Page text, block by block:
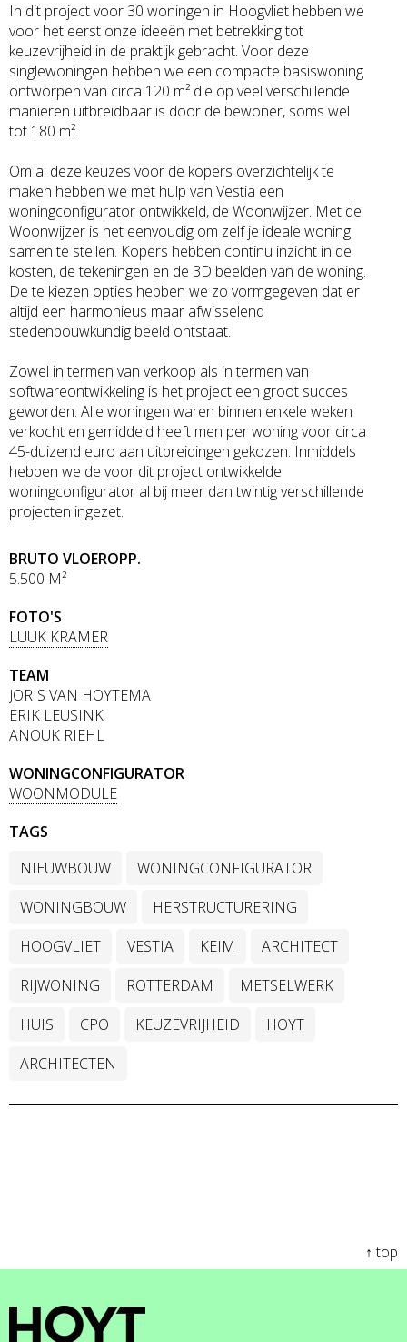
In dit project voor 30 woningen in Hoogvliet hebben we
voor het eerst onze ideeën met betrekking tot
keuzevrijheid in de praktijk gebracht. Voor deze
singlewoningen hebben we een compacte basiswoning
ontworpen van circa 120 m² die op veel verschillende
manieren uitbreidbaar is door de bewoner, soms wel
tot 180 m².
Om al deze keuzes voor de kopers overzichtelijk te
maken hebben we met hulp van Vestia een
woningconfigurator ontwikkeld, de Woonwijzer. Met de
Woonwijzer is het eenvoudig om zelf je ideale woning
samen te stellen. Kopers hebben continu inzicht in de
kosten, de tekeningen en de 3D beelden van de woning.
De te kiezen opties hebben we zo vormgegeven dat er
altijd een harmonieus maar afwisselend
stedenbouwkundig beeld ontstaat.
Zowel in termen van verkoop als in termen van
softwareontwikkeling is het project een groot succes
geworden. Alle woningen waren binnen enkele weken
verkocht en gemiddeld heeft men per woning voor circa
45-duizend euro aan uitbreidingen gekozen. Inmiddels
hebben we de voor dit project ontwikkelde
woningconfigurator al bij meer dan twintig verschillende
projecten ingezet.
BRUTO VLOEROPP.
5.500 M²
FOTO'S
LUUK KRAMER
TEAM
JORIS VAN HOYTEMA
ERIK LEUSINK
ANOUK RIEHL
WONINGCONFIGURATOR
WOONMODULE
TAGS
NIEUWBOUW
WONINGCONFIGURATOR
WONINGBOUW
HERSTRUCTURERING
HOOGVLIET
VESTIA KEIM
ARCHITECT
RIJWONING
ROTTERDAM
METSELWERK
HUIS
CPO KEUZEVRIJHEID
HOYT
ARCHITECTEN
↑ top